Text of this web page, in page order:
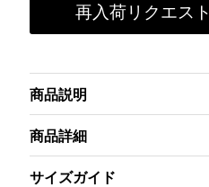
再入荷リクエスト
商品説明
商品詳細
サイズガイド